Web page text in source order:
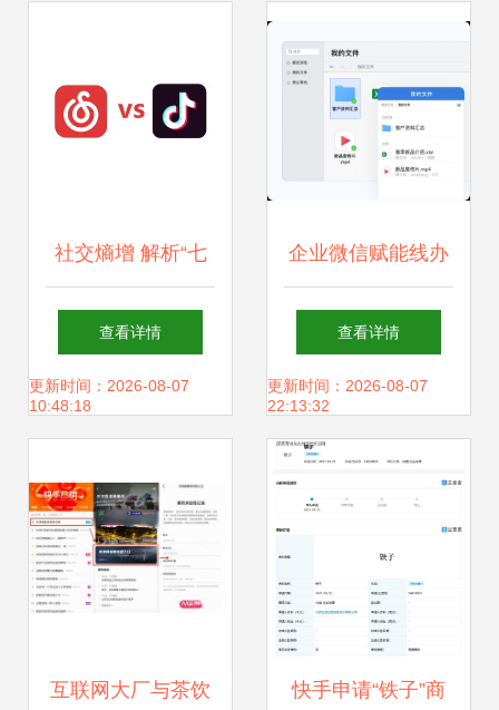
社交熵增 解析“七
巨头”构建内容重力
场防御抖音快手的
查看详情
更新时间：2026-08-07
10:48:18
企业微信赋能线办
公，与快手跨界联
动引领互联行业新
查看详情
更新时间：2026-08-07
22:13:32
互联网大厂与茶饮 快手申请“铁子”商